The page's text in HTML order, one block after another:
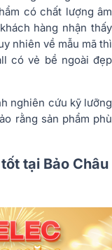
có chất lượng âm
hàng nhận thấy
nhiên về mẫu mã thì
có vẻ bề ngoài đẹp
nghiên cứu kỹ lưỡng
rằng sản phẩm phù
tại Bảo Châu